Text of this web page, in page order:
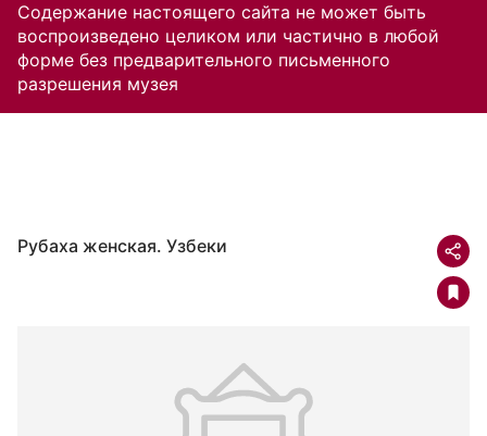
Содержание настоящего сайта не может быть
воспроизведено целиком или частично в любой
форме без предварительного письменного
разрешения музея
Рубаха женская. Узбеки